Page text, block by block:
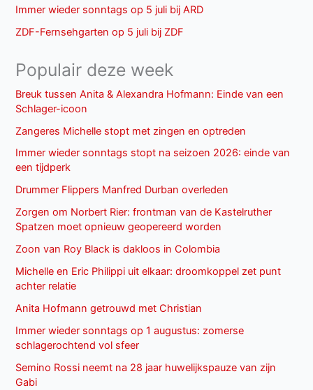
Immer wieder sonntags op 5 juli bij ARD
ZDF-Fernsehgarten op 5 juli bij ZDF
Populair deze week
Breuk tussen Anita & Alexandra Hofmann: Einde van een
Schlager-icoon
Zangeres Michelle stopt met zingen en optreden
Immer wieder sonntags stopt na seizoen 2026: einde van
een tijdperk
Drummer Flippers Manfred Durban overleden
Zorgen om Norbert Rier: frontman van de Kastelruther
Spatzen moet opnieuw geopereerd worden
Zoon van Roy Black is dakloos in Colombia
Michelle en Eric Philippi uit elkaar: droomkoppel zet punt
achter relatie
Anita Hofmann getrouwd met Christian
Immer wieder sonntags op 1 augustus: zomerse
schlagerochtend vol sfeer
Semino Rossi neemt na 28 jaar huwelijkspauze van zijn
Gabi